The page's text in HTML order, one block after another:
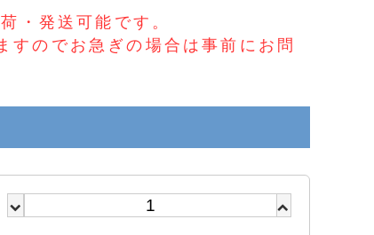
・発送可能です。
のでお急ぎの場合は事前にお問